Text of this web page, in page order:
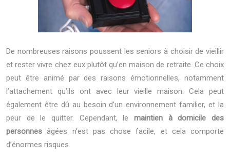
De nombreuses raisons poussent les seniors à choisir de vieillir
et rester vivre chez eux plutôt qu’en maison de retraite. Ce choix
peut être animé par des raisons émotionnelles, notamment
l’attachement qu’ils ont avec leur vieille maison. Cela peut
également être dû au besoin d’un environnement familier, et la
peur de le quitter. Cependant, le maintien à domicile des
personnes âgées n’est pas chose facile, et cela comporte
d’énormes risques.